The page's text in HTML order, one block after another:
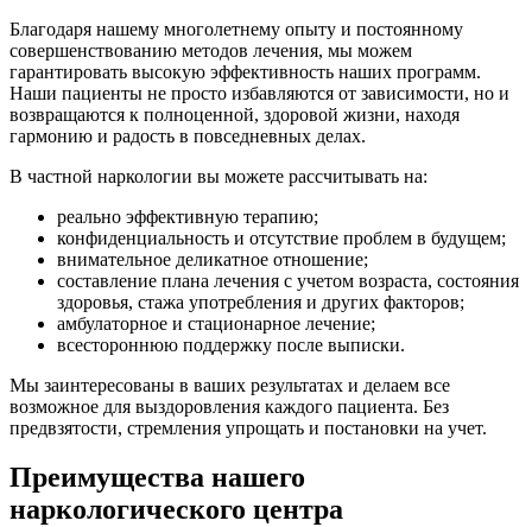
госпитализации матери. Более 15 лет она находилась в
алкогольной зависимости, и сама предпринимать какие-
то действия не хотела. Я благодарен вашей команде
наркологов за оперативность и чёткость действий. В
клинике мать получила огромнейший опыт и знания,
как справляться со своими эмоциями, тревогой,
у неё сейчас новая и светлая жизнь!
Очень рада, что попала именно на ваш сайт и набрала
вам. Получила первичную консультацию, после
назначили приём психолога. Мне было важно найти
специалиста, с которым мне будет комфортно. И уже
после нескольких сеансов терапии мне намного легче.
Большой плюс, что сеансы могут проходить по скайпу,
и не надо никуда ехать.
Благодаря нашему многолетнему опыту и постоянному
совершенствованию методов лечения, мы можем
гарантировать высокую эффективность наших программ.
Наши пациенты не просто избавляются от зависимости, но и
возвращаются к полноценной, здоровой жизни, находя
гармонию и радость в повседневных делах.
В частной наркологии вы можете рассчитывать на:
реально эффективную терапию;
конфиденциальность и отсутствие проблем в будущем;
внимательное деликатное отношение;
составление плана лечения с учетом возраста, состояния
здоровья, стажа употребления и других факторов;
амбулаторное и стационарное лечение;
всестороннюю поддержку после выписки.
Мы заинтересованы в ваших результатах и делаем все
возможное для выздоровления каждого пациента. Без
предвзятости, стремления упрощать и постановки на учет.
Преимущества нашего
наркологического центра